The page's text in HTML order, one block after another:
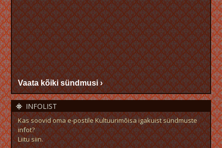
Vaata kõiki sündmusi ›
INFOLIST
Kas soovid oma e-postile Kultuurimõisa igakuist sündmuste
infot?
Liitu siin.